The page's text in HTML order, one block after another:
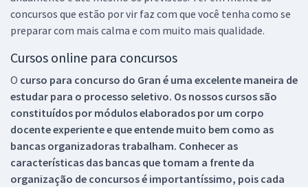
concursos que estão por vir faz com que você tenha como se
preparar com mais calma e com muito mais qualidade.
Cursos online para concursos
O curso para concurso do Gran é uma excelente maneira de
estudar para o processo seletivo. Os nossos cursos são
constituídos por módulos elaborados por um corpo
docente experiente e que entende muito bem como as
bancas organizadoras trabalham. Conhecer as
características das bancas que tomam a frente da
organização de concursos é importantíssimo, pois cada